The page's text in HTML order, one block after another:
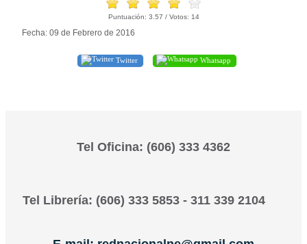
Puntuación: 3.57 / Votos: 14
Fecha: 09 de Febrero de 2016
Twitter Whatsapp
Tel Oficina: (606) 333 4362
Tel Librería: (606) 333 5853 - 311 339 2104